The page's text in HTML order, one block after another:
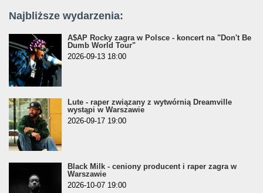
Najbliższe wydarzenia:
A$AP Rocky zagra w Polsce - koncert na "Don't Be
Dumb World Tour"
2026-09-13 18:00
Lute - raper związany z wytwórnią Dreamville
wystąpi w Warszawie
2026-09-17 19:00
Black Milk - ceniony producent i raper zagra w
Warszawie
2026-10-07 19:00